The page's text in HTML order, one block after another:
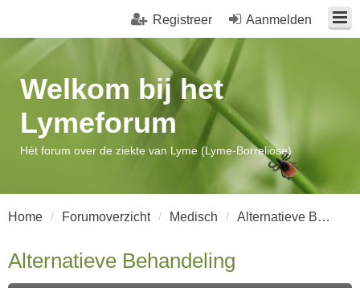
Aanmelden
Registreer
Welkom bij het
Lymeforum
Hét forum over de ziekte van Lyme (Lyme-Borreliose)
Home Forumoverzicht Medisch Alternatieve Behandeling
Alternatieve Behandeling